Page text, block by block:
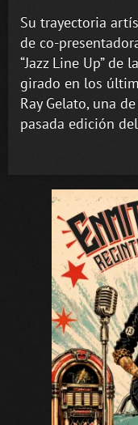
Su trayectoria
de co-
“Jazz Line Up” de
girado en los
Ray Gelato, una
pasada edición